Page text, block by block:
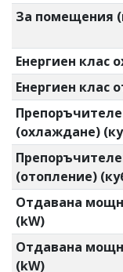
За помещения
Енергиен клас
Енергиен клас
(охлаждане)
(отопление)
Отдавана
(kW)
Отдавана
(kW)